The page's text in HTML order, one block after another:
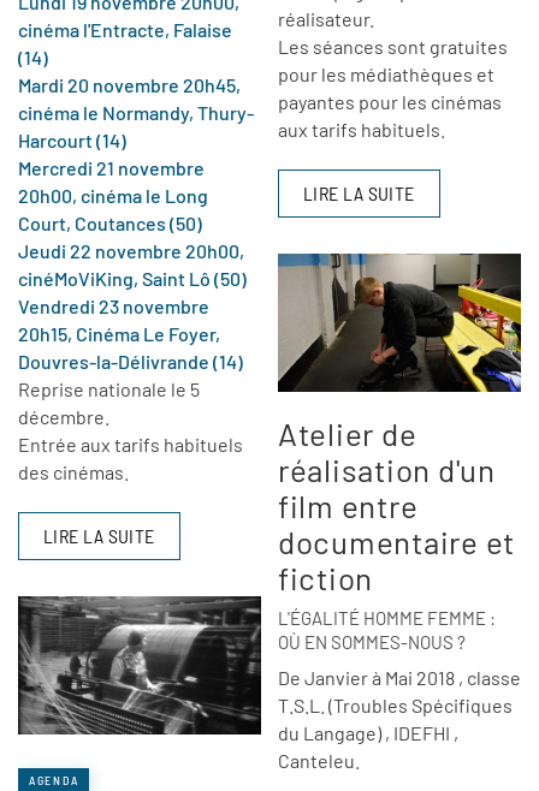
cinéma l'Entracte, Falaise
(14)
Mardi 20 novembre 20h45,
cinéma le Normandy, Thury-
Harcourt (14)
Mercredi 21 novembre
20h00, cinéma le Long
Court, Coutances (50)
Jeudi 22 novembre 20h00,
cinéMoViKing, Saint Lô (50)
Vendredi 23 novembre
20h15, Cinéma Le Foyer,
Douvres-la-Délivrande (14)
Reprise nationale le 5
décembre.
Entrée aux tarifs habituels
des cinémas.
LIRE LA SUITE
AGENDA
réalisateur.
Les séances sont gratuites
pour les médiathèques et
payantes pour les cinémas
aux tarifs habituels.
LIRE LA SUITE
Atelier de
réalisation d'un
film entre
documentaire et
fiction
L'ÉGALITÉ HOMME FEMME :
OÙ EN SOMMES-NOUS ?
De Janvier à Mai 2018 , classe
T.S.L. (Troubles Spécifiques
du Langage) , IDEFHI ,
Canteleu.